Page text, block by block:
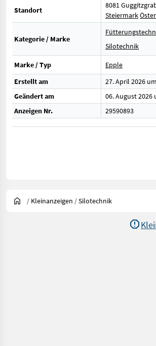
Standort
8081
Steiermark
Kategorie / Marke
Silotechnik
Marke / Typ
Epple
Erstellt am
27. April 2026
Geändert am
06. August 2026
Anzeigen Nr.
29590893
/ Kleinanzeigen /Silotechnik